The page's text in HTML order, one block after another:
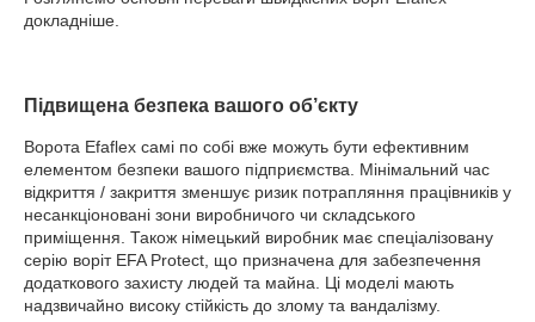
докладніше.
Підвищена безпека вашого об’єкту
Ворота Efaflex самі по собі вже можуть бути ефективним
елементом безпеки вашого підприємства. Мінімальний час
відкриття / закриття зменшує ризик потрапляння працівників у
несанкціоновані зони виробничого чи складського
приміщення. Також німецький виробник має спеціалізовану
серію воріт EFA Protect, що призначена для забезпечення
додаткового захисту людей та майна. Ці моделі мають
надзвичайно високу стійкість до злому та вандалізму.